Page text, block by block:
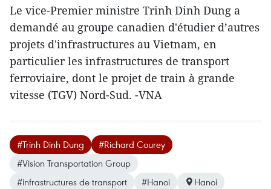
Le vice-Premier ministre Trinh Dinh Dung a
demandé au groupe ​canadien d'étudier d’autres
projets d'infrastructures au Vietnam, en
particulier les infrastructures de transport
ferroviaire, dont le projet de train à grande
vitesse (TGV) Nord-Sud. -VNA
#Trinh Dinh Dung
#Richard Courey
#Vision Transportation Group
#infrastructures de transport
#Hanoi Hanoi